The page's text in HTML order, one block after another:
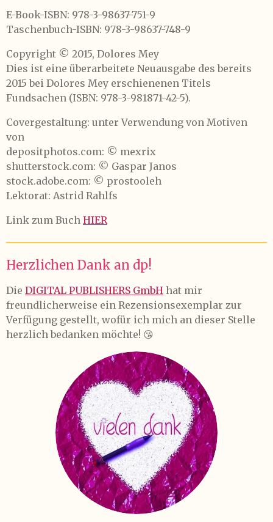
E-Book-ISBN: 978-3-98637-751-9
Taschenbuch-ISBN: 978-3-98637-748-9
Copyright © 2015, Dolores Mey
Dies ist eine überarbeitete Neuausgabe des bereits
2015 bei Dolores Mey erschienenen Titels
Fundsachen (ISBN: 978-3-981871-42-5).
Covergestaltung: unter Verwendung von Motiven
von
depositphotos.com: © mexrix
shutterstock.com: © Gaspar Janos
stock.adobe.com: © prostooleh
Lektorat: Astrid Rahlfs
Link zum Buch HIER
Herzlichen Dank an dp!
Die DIGITAL PUBLISHERS GmbH hat mir
freundlicherweise ein Rezensionsexemplar zur
Verfügung gestellt, wofür ich mich an dieser Stelle
herzlich bedanken möchte! 😘